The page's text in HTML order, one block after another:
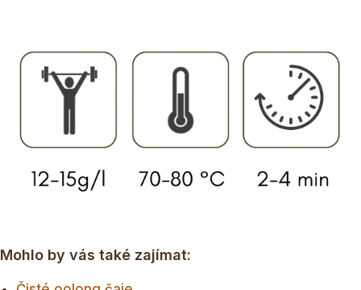
Mohlo by vás také zajímat: